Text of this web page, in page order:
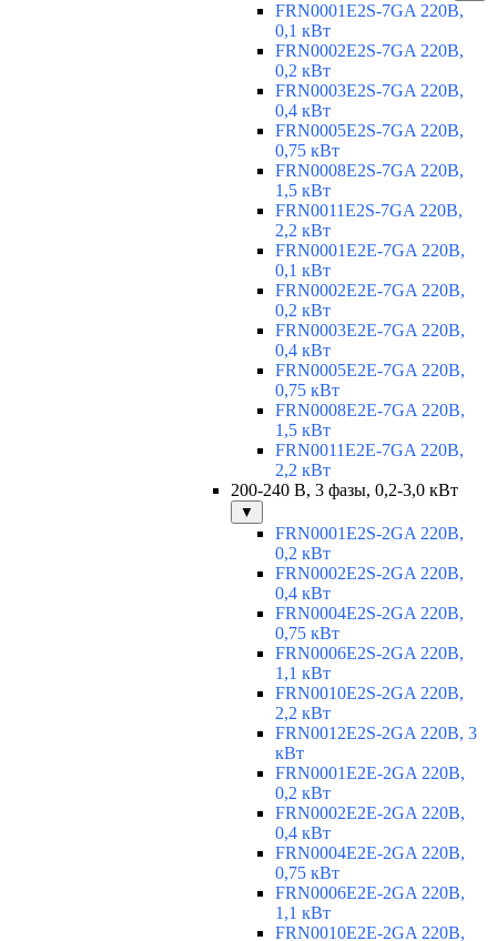
FRN0001E2S-7GA 220В,
0,1 кВт
FRN0002E2S-7GA 220В,
0,2 кВт
FRN0003E2S-7GA 220В,
0,4 кВт
FRN0005E2S-7GA 220В,
0,75 кВт
FRN0008E2S-7GA 220В,
1,5 кВт
FRN0011E2S-7GA 220В,
2,2 кВт
FRN0001E2E-7GA 220В,
0,1 кВт
FRN0002E2E-7GA 220В,
0,2 кВт
FRN0003E2E-7GA 220В,
0,4 кВт
FRN0005E2E-7GA 220В,
0,75 кВт
FRN0008E2E-7GA 220В,
1,5 кВт
FRN0011E2E-7GA 220В,
2,2 кВт
200-240 В, 3 фазы, 0,2-3,0 кВт
▼
FRN0001E2S-2GA 220В,
0,2 кВт
FRN0002E2S-2GA 220В,
0,4 кВт
FRN0004E2S-2GA 220В,
0,75 кВт
FRN0006E2S-2GA 220В,
1,1 кВт
FRN0010E2S-2GA 220В,
2,2 кВт
FRN0012E2S-2GA 220В, 3
кВт
FRN0001E2E-2GA 220В,
0,2 кВт
FRN0002E2E-2GA 220В,
0,4 кВт
FRN0004E2E-2GA 220В,
0,75 кВт
FRN0006E2E-2GA 220В,
1,1 кВт
FRN0010E2E-2GA 220В,